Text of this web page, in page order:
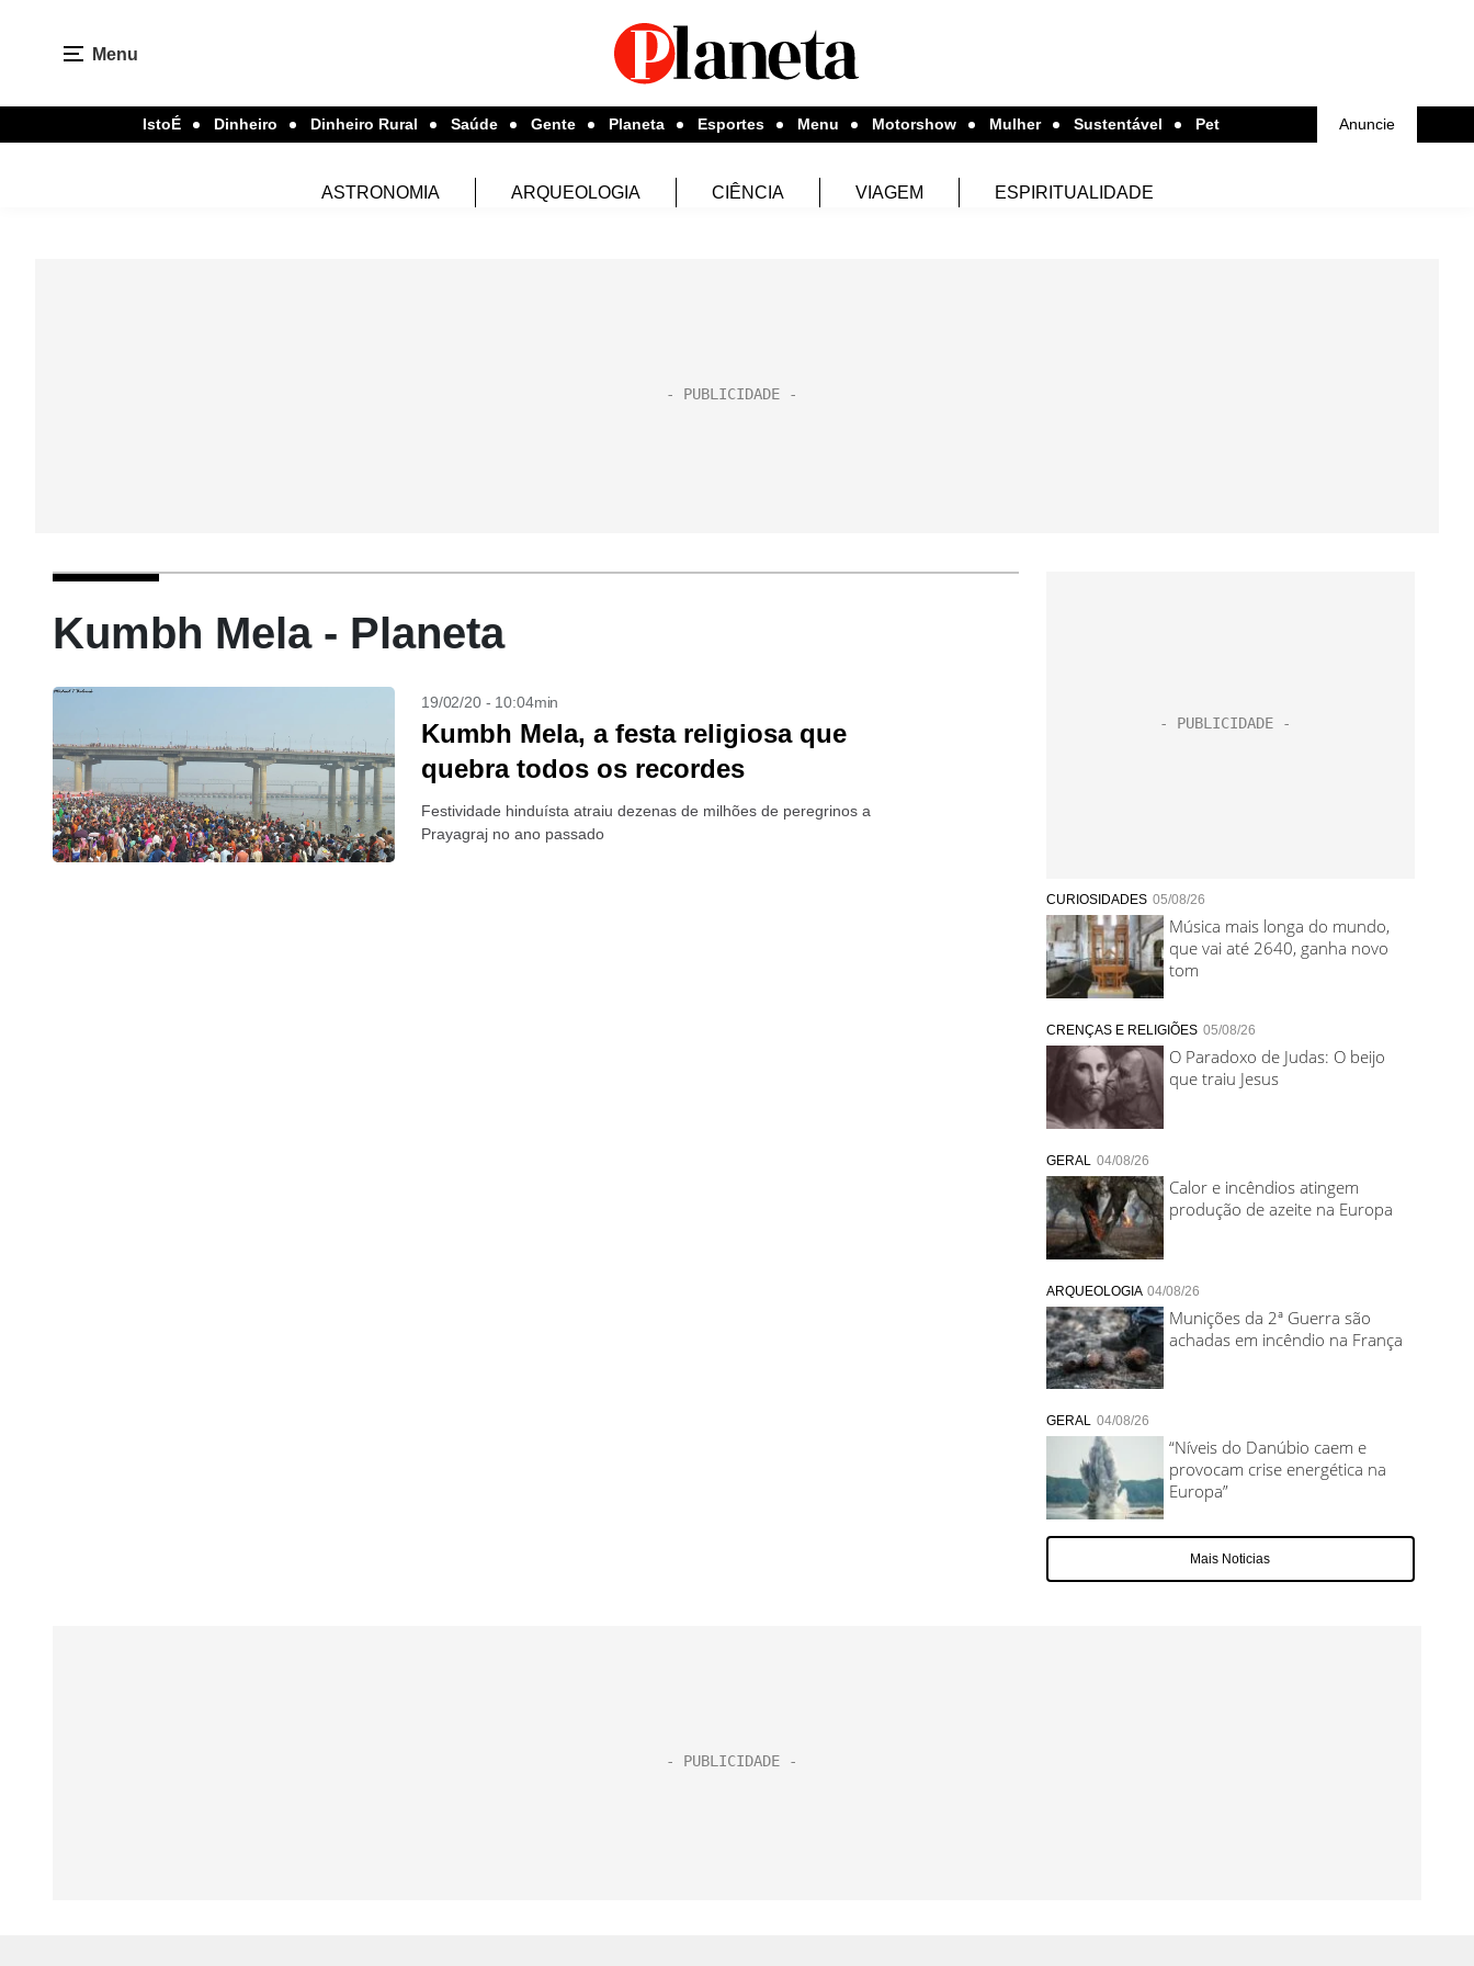
Menu
IstoÉ Dinheiro Dinheiro Rural Saúde Gente Planeta Esportes Menu Motorshow Mulher Sustentável Pet Anuncie
ASTRONOMIA ARQUEOLOGIA CIÊNCIA VIAGEM ESPIRITUALIDADE
Kumbh Mela - Planeta
19/02/20 - 10:04min
Kumbh Mela, a festa religiosa que
quebra todos os recordes
Festividade hinduísta atraiu dezenas de milhões de peregrinos a
Prayagraj no ano passado
CURIOSIDADES 05/08/26
Música mais longa do mundo,
que vai até 2640, ganha novo
tom
CRENÇAS E RELIGIÕES 05/08/26
O Paradoxo de Judas: O beijo
que traiu Jesus
GERAL 04/08/26
Calor e incêndios atingem
produção de azeite na Europa
ARQUEOLOGIA 04/08/26
Munições da 2ª Guerra são
achadas em incêndio na França
GERAL 04/08/26
“Níveis do Danúbio caem e
provocam crise energética na
Europa”
Mais Noticias